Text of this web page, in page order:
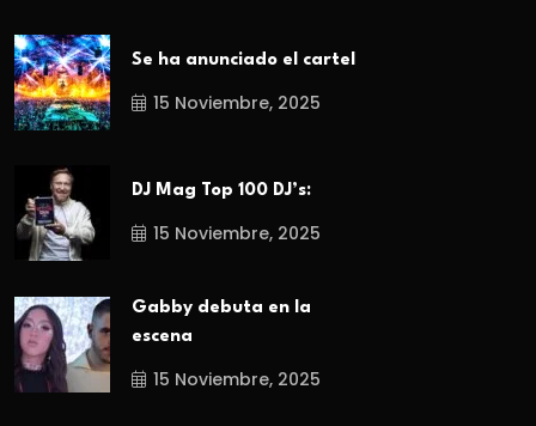
Se ha anunciado el cartel
15 Noviembre, 2025
DJ Mag Top 100 DJ’s:
15 Noviembre, 2025
Gabby debuta en la
escena
15 Noviembre, 2025